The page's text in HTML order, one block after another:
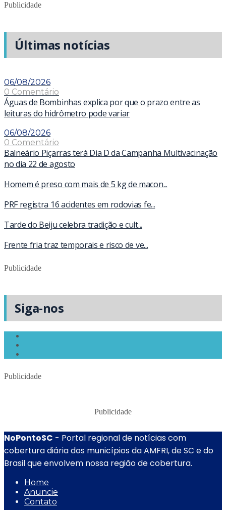
Publicidade
Últimas notícias
06/08/2026
0 Comentário
Águas de Bombinhas explica por que o prazo entre as
leituras do hidrômetro pode variar
06/08/2026
0 Comentário
Balneário Piçarras terá Dia D da Campanha Multivacinação
no dia 22 de agosto
Homem é preso com mais de 5 kg de macon...
PRF registra 16 acidentes em rodovias fe...
Tarde do Beiju celebra tradição e cult...
Frente fria traz temporais e risco de ve...
Publicidade
Siga-nos
Publicidade
Publicidade
NoPontoSC - Portal regional de notícias com
cobertura diária dos municípios da AMFRI, de SC e do
Brasil que envolvem nossa região de cobertura.
Home
Anuncie
Contato